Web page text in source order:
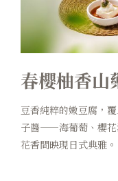
春櫻柚香山
豆香純粹的嫩豆腐，
子醬——海葡萄、櫻花
花香間映現日式典雅。